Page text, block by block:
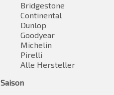
Bridgestone
Continental
Dunlop
Goodyear
Michelin
Pirelli
Alle Hersteller
Saison